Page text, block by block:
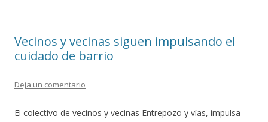
Vecinos y vecinas siguen impulsando el
cuidado de barrio
Deja un comentario
El colectivo de vecinos y vecinas Entrepozo y vías, impulsa